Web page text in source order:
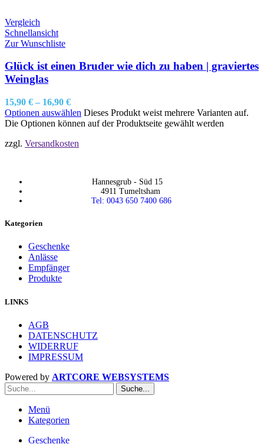
Vergleich
Schnellansicht
Zur Wunschliste
Glück ist einen Bruder wie dich zu haben | graviertes
Weinglas
15,90 € – 16,90 €
Optionen auswählen Dieses Produkt weist mehrere Varianten auf.
Die Optionen können auf der Produktseite gewählt werden
zzgl. Versandkosten
Hannesgrub - Süd 15
4911 Tumeltsham
Tel: 0043 650 7400 686
Kategorien
Geschenke
Anlässe
Empfänger
Produkte
LINKS
AGB
DATENSCHUTZ
WIDERRUF
IMPRESSUM
Powered by ARTCORE WEBSYSTEMS
Suche...
Menü
Kategorien
Geschenke